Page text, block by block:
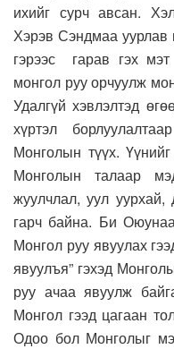
ихийг сурч авсан.
Хэрэв Сэндмаа уурлав
гэрээс гарав гэх
монгол руу орчуулж
Удалгүй хэвлэлтэд
хүртэл
Монголын түүх.
Монголын талаар
жуулчлал, уул
гарч байна. Би
Монгол руу явуулах
явуулъя” гэхэд
руу ачаа явуулж
Монгол гээд цагаан
Одоо бол Монголыг